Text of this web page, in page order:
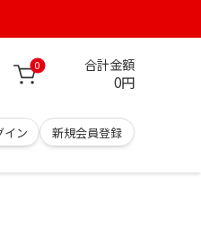
0 合計金額
0円
イン 新規会員登録